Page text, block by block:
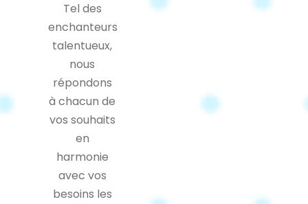
Tel des
enchanteurs
talentueux,
nous
répondons
à chacun de
vos souhaits
en
harmonie
avec vos
besoins les